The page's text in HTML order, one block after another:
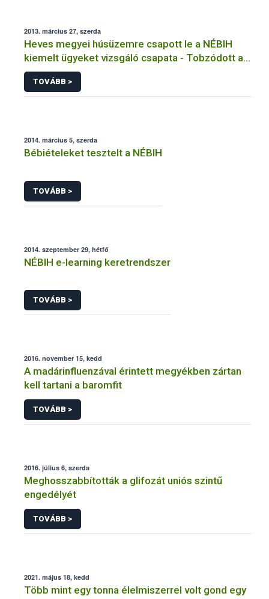
2013. március 27, szerda
Heves megyei húsüzemre csapott le a NÉBIH
kiemelt ügyeket vizsgáló csapata - Tobzódott a
szabálytalanságokban az alig három hónapja
újranyitott előállító hely
TOVÁBB >
2014. március 5, szerda
Bébiételeket tesztelt a NÉBIH
TOVÁBB >
2014. szeptember 29, hétfő
NÉBIH e-learning keretrendszer
TOVÁBB >
2016. november 15, kedd
A madárinfluenzával érintett megyékben zártan
kell tartani a baromfit
TOVÁBB >
2016. július 6, szerda
Meghosszabbították a glifozát uniós szintű
engedélyét
TOVÁBB >
2021. május 18, kedd
Több mint egy tonna élelmiszerrel volt gond egy